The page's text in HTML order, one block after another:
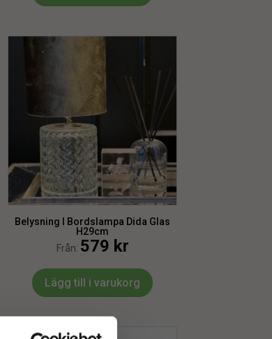
Belysning l Bordslampa Dida Glas
H29cm
Från: 579 kr
Lägg till i varukorg